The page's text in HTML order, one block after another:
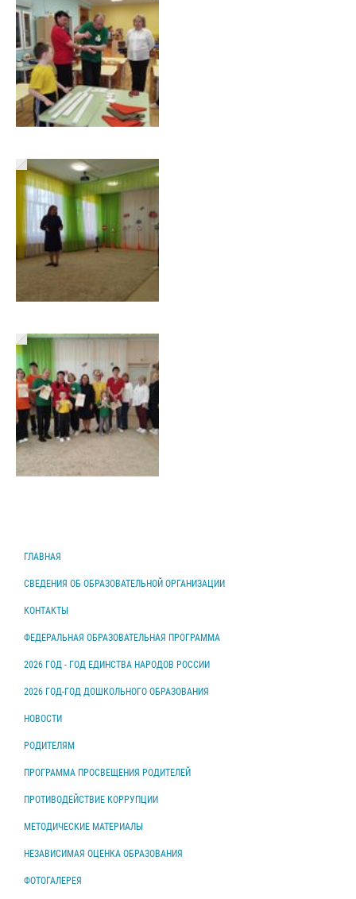
ГЛАВНАЯ
СВЕДЕНИЯ ОБ ОБРАЗОВАТЕЛЬНОЙ ОРГАНИЗАЦИИ
КОНТАКТЫ
ФЕДЕРАЛЬНАЯ ОБРАЗОВАТЕЛЬНАЯ ПРОГРАММА
2026 ГОД - ГОД ЕДИНСТВА НАРОДОВ РОССИИ
2026 ГОД-ГОД ДОШКОЛЬНОГО ОБРАЗОВАНИЯ
НОВОСТИ
РОДИТЕЛЯМ
ПРОГРАММА ПРОСВЕЩЕНИЯ РОДИТЕЛЕЙ
ПРОТИВОДЕЙСТВИЕ КОРРУПЦИИ
МЕТОДИЧЕСКИЕ МАТЕРИАЛЫ
НЕЗАВИСИМАЯ ОЦЕНКА ОБРАЗОВАНИЯ
ФОТОГАЛЕРЕЯ